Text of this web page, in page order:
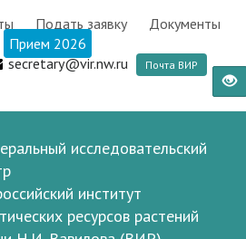
Подать заявку
Документы
Прием 2026
secretary@vir.nw.ru
Почта ВИР
исследовательский
институт
ресурсов растений